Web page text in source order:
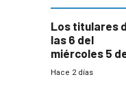
Los titulares
las 6 del
miércoles 5
agosto de
Hace 2 días